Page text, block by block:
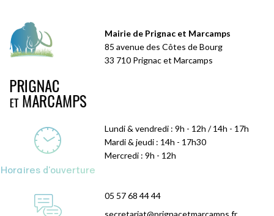
Mairie de Prignac et Marcamps
85 avenue des Côtes de Bourg
33 710 Prignac et Marcamps
Horaires d'ouverture
Lundi & vendredi : 9h - 12h / 14h - 17h
Mardi & jeudi : 14h - 17h30
Mercredi : 9h - 12h
05 57 68 44 44